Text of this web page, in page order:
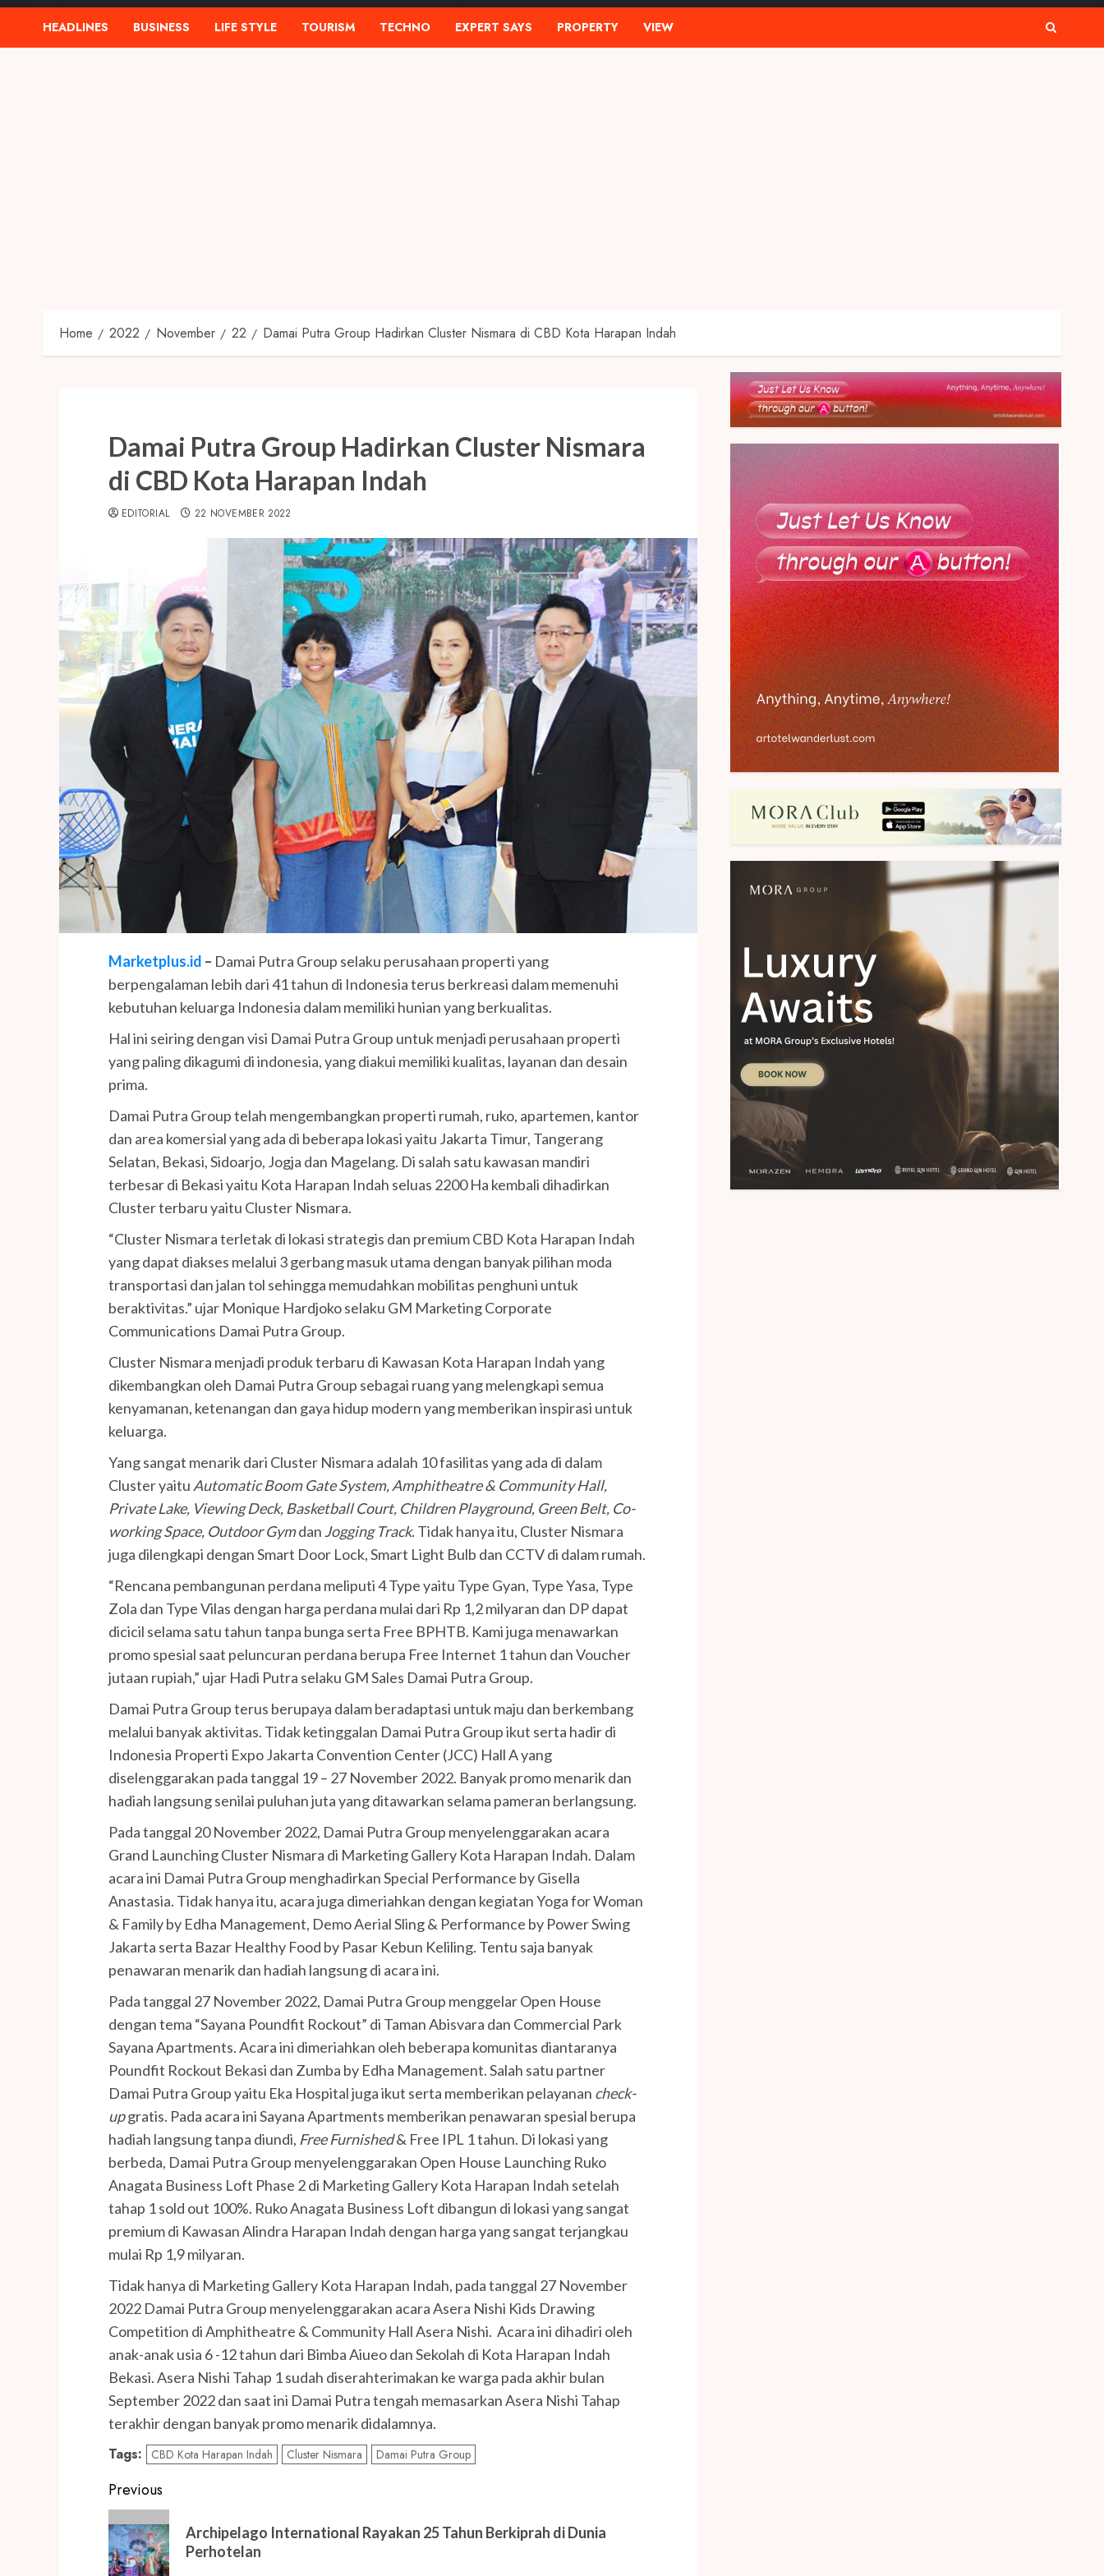
HEADLINES BUSINESS LIFE STYLE TOURISM TECHNO EXPERT SAYS PROPERTY VIEW
Home 2022 November 22 Damai Putra Group Hadirkan Cluster Nismara di CBD Kota Harapan Indah
Damai Putra Group Hadirkan Cluster Nismara
di CBD Kota Harapan Indah
EDITORIAL 22 NOVEMBER 2022
Marketplus.id – Damai Putra Group selaku perusahaan properti yang
berpengalaman lebih dari 41 tahun di Indonesia terus berkreasi dalam memenuhi
kebutuhan keluarga Indonesia dalam memiliki hunian yang berkualitas.
Hal ini seiring dengan visi Damai Putra Group untuk menjadi perusahaan properti
yang paling dikagumi di indonesia, yang diakui memiliki kualitas, layanan dan desain
prima.
Damai Putra Group telah mengembangkan properti rumah, ruko, apartemen, kantor
dan area komersial yang ada di beberapa lokasi yaitu Jakarta Timur, Tangerang
Selatan, Bekasi, Sidoarjo, Jogja dan Magelang. Di salah satu kawasan mandiri
terbesar di Bekasi yaitu Kota Harapan Indah seluas 2200 Ha kembali dihadirkan
Cluster terbaru yaitu Cluster Nismara.
“Cluster Nismara terletak di lokasi strategis dan premium CBD Kota Harapan Indah
yang dapat diakses melalui 3 gerbang masuk utama dengan banyak pilihan moda
transportasi dan jalan tol sehingga memudahkan mobilitas penghuni untuk
beraktivitas.” ujar Monique Hardjoko selaku GM Marketing Corporate
Communications Damai Putra Group.
Cluster Nismara menjadi produk terbaru di Kawasan Kota Harapan Indah yang
dikembangkan oleh Damai Putra Group sebagai ruang yang melengkapi semua
kenyamanan, ketenangan dan gaya hidup modern yang memberikan inspirasi untuk
keluarga.
Yang sangat menarik dari Cluster Nismara adalah 10 fasilitas yang ada di dalam
Cluster yaitu Automatic Boom Gate System, Amphitheatre & Community Hall,
Private Lake, Viewing Deck, Basketball Court, Children Playground, Green Belt, Co-
working Space, Outdoor Gymdan Jogging Track. Tidak hanya itu, Cluster Nismara
juga dilengkapi dengan Smart Door Lock, Smart Light Bulb dan CCTV di dalam rumah.
“Rencana pembangunan perdana meliputi 4 Type yaitu Type Gyan, Type Yasa, Type
Zola dan Type Vilas dengan harga perdana mulai dari Rp 1,2 milyaran dan DP dapat
dicicil selama satu tahun tanpa bunga serta Free BPHTB. Kami juga menawarkan
promo spesial saat peluncuran perdana berupa Free Internet 1 tahun dan Voucher
jutaan rupiah,” ujar Hadi Putra selaku GM Sales Damai Putra Group.
Damai Putra Group terus berupaya dalam beradaptasi untuk maju dan berkembang
melalui banyak aktivitas. Tidak ketinggalan Damai Putra Group ikut serta hadir di
Indonesia Properti Expo Jakarta Convention Center (JCC) Hall A yang
diselenggarakan pada tanggal 19 – 27 November 2022. Banyak promo menarik dan
hadiah langsung senilai puluhan juta yang ditawarkan selama pameran berlangsung.
Pada tanggal 20 November 2022, Damai Putra Group menyelenggarakan acara
Grand Launching Cluster Nismara di Marketing Gallery Kota Harapan Indah. Dalam
acara ini Damai Putra Group menghadirkan Special Performance by Gisella
Anastasia. Tidak hanya itu, acara juga dimeriahkan dengan kegiatan Yoga for Woman
& Family by Edha Management, Demo Aerial Sling & Performance by Power Swing
Jakarta serta Bazar Healthy Food by Pasar Kebun Keliling. Tentu saja banyak
penawaran menarik dan hadiah langsung di acara ini.
Pada tanggal 27 November 2022, Damai Putra Group menggelar Open House
dengan tema “Sayana Poundfit Rockout” di Taman Abisvara dan Commercial Park
Sayana Apartments. Acara ini dimeriahkan oleh beberapa komunitas diantaranya
Poundfit Rockout Bekasi dan Zumba by Edha Management. Salah satu partner
Damai Putra Group yaitu Eka Hospital juga ikut serta memberikan pelayanan check-
upgratis. Pada acara ini Sayana Apartments memberikan penawaran spesial berupa
hadiah langsung tanpa diundi, Free Furnished& Free IPL 1 tahun. Di lokasi yang
berbeda, Damai Putra Group menyelenggarakan Open House Launching Ruko
Anagata Business Loft Phase 2 di Marketing Gallery Kota Harapan Indah setelah
tahap 1 sold out 100%. Ruko Anagata Business Loft dibangun di lokasi yang sangat
premium di Kawasan Alindra Harapan Indah dengan harga yang sangat terjangkau
mulai Rp 1,9 milyaran.
Tidak hanya di Marketing Gallery Kota Harapan Indah, pada tanggal 27 November
2022 Damai Putra Group menyelenggarakan acara Asera Nishi Kids Drawing
Competition di Amphitheatre & Community Hall Asera Nishi. Acara ini dihadiri oleh
anak-anak usia 6 -12 tahun dari Bimba Aiueo dan Sekolah di Kota Harapan Indah
Bekasi. Asera Nishi Tahap 1 sudah diserahterimakan ke warga pada akhir bulan
September 2022 dan saat ini Damai Putra tengah memasarkan Asera Nishi Tahap
terakhir dengan banyak promo menarik didalamnya.
Tags: CBD Kota Harapan Indah Cluster Nismara Damai Putra Group
Post
navigation
Previous
Previous
post:
Archipelago International Rayakan 25 Tahun Berkiprah di Dunia
Perhotelan